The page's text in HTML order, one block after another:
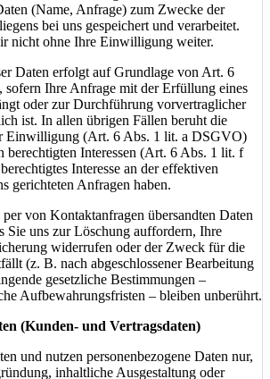
(Name, Anfrage) zum Zwecke der
bei uns gespeichert und verarbeitet.
nicht ohne Ihre Einwilligung weiter.
Daten erfolgt auf Grundlage von Art. 6
Ihre Anfrage mit der Erfüllung eines
oder zur Durchführung vorvertraglicher
ist. In allen übrigen Fällen beruht die
Einwilligung (Art. 6 Abs. 1 lit. a DSGVO)
berechtigten Interessen (Art. 6 Abs. 1 lit. f
Interesse an der effektiven
gerichteten Anfragen haben.
von Kontaktanfragen übersandten Daten
Sie uns zur Löschung auffordern, Ihre
widerrufen oder der Zweck für die
(z. B. nach abgeschlossener Bearbeitung
gesetzliche Bestimmungen –
Aufbewahrungsfristen – bleiben unberührt.
(Kunden- und Vertragsdaten)
und nutzen personenbezogene Daten nur,
inhaltliche Ausgestaltung oder